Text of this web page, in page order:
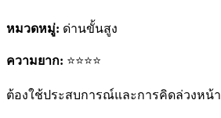
หมวดหมู่: ด่านขั้นสูง
ความยาก: ⭐⭐⭐⭐
ต้องใช้ประสบการณ์และการคิดล่วงหน้า